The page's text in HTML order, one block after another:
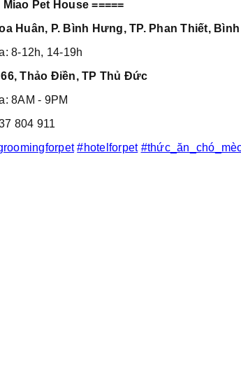
Miao Pet House =====
Huân, P. Bình Hưng, TP. Phan Thiết,
8-12h, 14-19h
Thảo Điền, TP Thủ Đức
8AM - 9PM
804 911
#hotelforpet